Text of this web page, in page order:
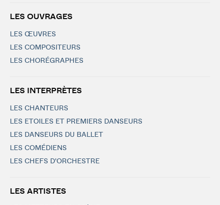
LES OUVRAGES
LES ŒUVRES
LES COMPOSITEURS
LES CHORÉGRAPHES
LES INTERPRÈTES
LES CHANTEURS
LES ETOILES ET PREMIERS DANSEURS
LES DANSEURS DU BALLET
LES COMÉDIENS
LES CHEFS D'ORCHESTRE
LES ARTISTES